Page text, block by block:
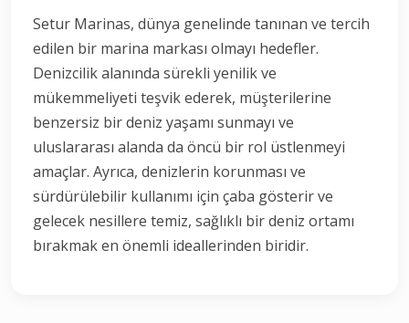
Setur Marinas, dünya genelinde tanınan ve tercih
edilen bir marina markası olmayı hedefler.
Denizcilik alanında sürekli yenilik ve
mükemmeliyeti teşvik ederek, müşterilerine
benzersiz bir deniz yaşamı sunmayı ve
uluslararası alanda da öncü bir rol üstlenmeyi
amaçlar. Ayrıca, denizlerin korunması ve
sürdürülebilir kullanımı için çaba gösterir ve
gelecek nesillere temiz, sağlıklı bir deniz ortamı
bırakmak en önemli ideallerinden biridir.